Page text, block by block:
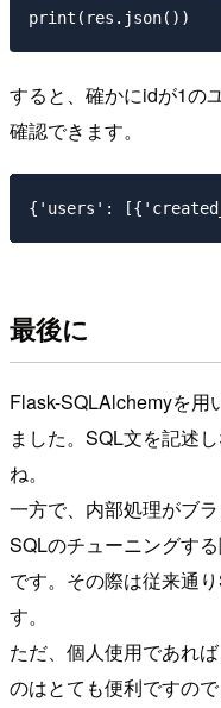
すると、確かにidが1の
確認できます。
最後に
Flask-SQLAlchemyを用
ました。SQL文を記述
ね。
一方で、内部処理がブ
SQLのチューニングす
です。その際は従来通
す。
ただ、個人使用であれ
のはとても便利ですの